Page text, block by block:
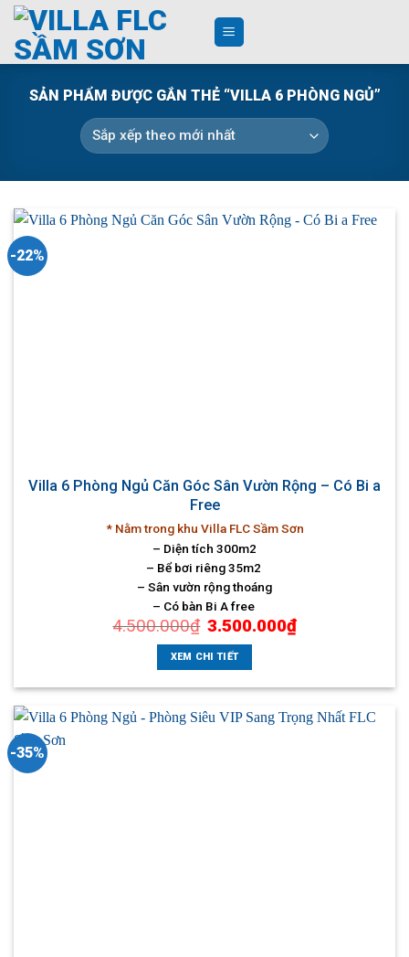
Skip
content
SẢN PHẨM ĐƯỢC GẮN THẺ “VILLA 6 PHÒNG NGỦ”
-22%
Villa 6 Phòng Ngủ Căn Góc Sân Vườn Rộng – Có Bi a
Free
* Nằm trong khu Villa FLC Sầm Sơn
– Diện tích 300m2
– Bể bơi riêng 35m2
– Sân vườn rộng thoáng
– Có bàn Bi A free
4.500.000₫ Giá
gốc
là:
4.500.000₫.
3.500.000₫Giá
hiện
XEM CHI TIẾT
-35%